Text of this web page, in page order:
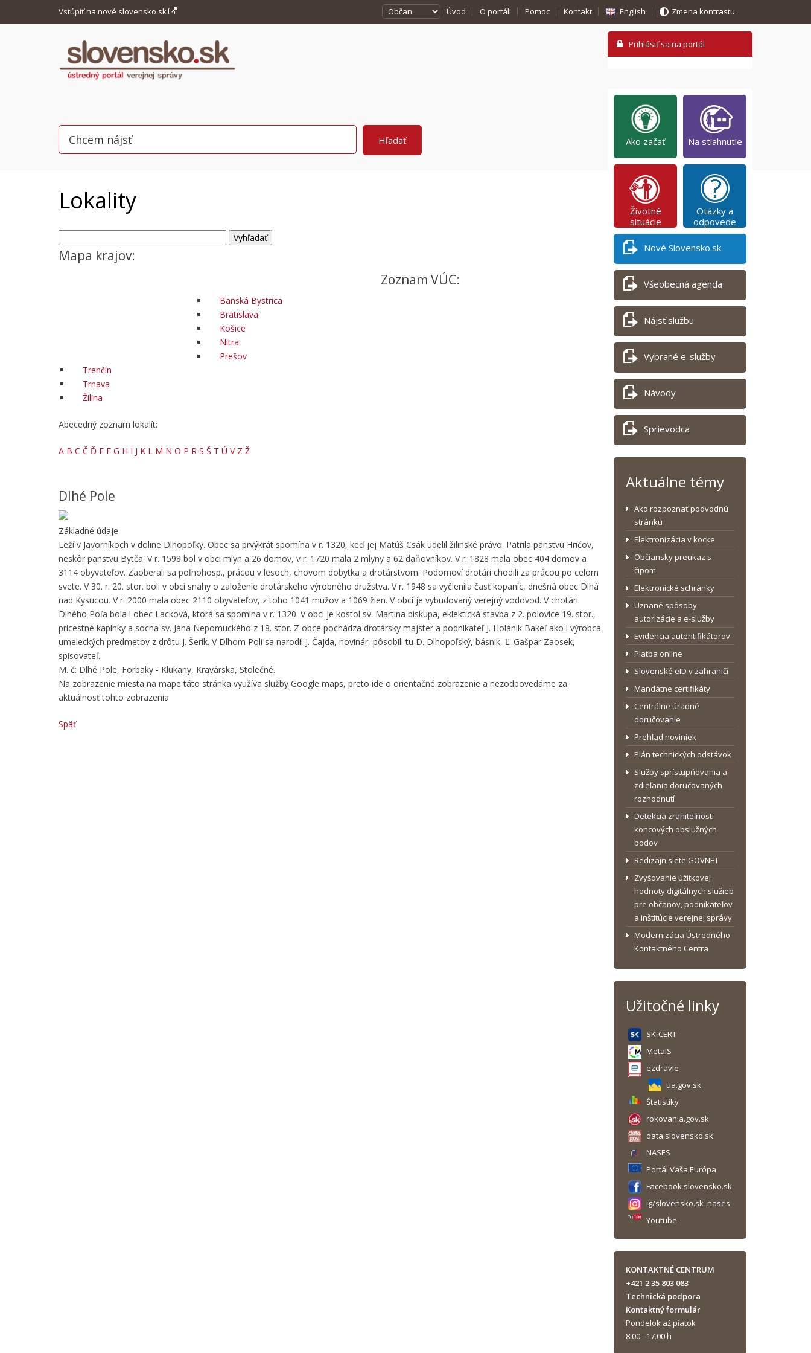
Vstúpiť na nové slovensko.sk Úvod O portáli Pomoc Kontakt English Zmena kontrastu
Lokality
Mapa krajov:
Zoznam VÚC:
Banská Bystrica
Bratislava
Košice
Nitra
Prešov
Trenčín
Trnava
Žilina
Abecedný zoznam lokalít:
A B C Č Ď E F G H I J K L M N O P R S Š T Ú V Z Ž
Dlhé Pole
Základné údaje
Leží v Javorníkoch v doline Dlhopoľky. Obec sa prvýkrát spomína v r. 1320, keď jej Matúš Csák udelil žilinské právo. Patrila panstvu Hričov,
neskôr panstvu Bytča. V r. 1598 bol v obci mlyn a 26 domov, v r. 1720 mala 2 mlyny a 62 daňovníkov. V r. 1828 mala obec 404 domov a
3114 obyvateľov. Zaoberali sa poľnohosp., prácou v lesoch, chovom dobytka a drotárstvom. Podomoví drotári chodili za prácou po celom
svete. V 30. r. 20. stor. boli v obci snahy o založenie drotárskeho výrobného družstva. V r. 1948 sa vyčlenila časť kopaníc, dnešná obec Dlhá
nad Kysucou. V r. 2000 mala obec 2110 obyvateľov, z toho 1041 mužov a 1069 žien. V obci je vybudovaný verejný vodovod. V chotári
Dlhého Poľa bola i obec Lacková, ktorá sa spomína v r. 1320. V obci je kostol sv. Martina biskupa, eklektická stavba z 2. polovice 19. stor.,
prícestné kaplnky a socha sv. Jána Nepomuckého z 18. stor. Z obce pochádza drotársky majster a podnikateľ J. Holánik Bakeľ ako i výrobca
umeleckých predmetov z drôtu J. Šerík. V Dlhom Poli sa narodil J. Čajda, novinár, pôsobili tu D. Dlhopoľský, básnik, Ľ. Gašpar Zaosek,
spisovateľ.
M. č: Dlhé Pole, Forbaky - Klukany, Kravárska, Stolečné.
Na zobrazenie miesta na mape táto stránka využíva služby Google maps, preto ide o orientačné zobrazenie a nezodpovedáme za
aktuálnosť tohto zobrazenia
Späť
Ako začať Na stiahnutie
Životné
situácie
Otázky a
odpovede
Nové Slovensko.sk
Všeobecná agenda
Nájsť službu
Vybrané e-služby
Návody
Sprievodca
Aktuálne témy
Ako rozpoznať podvodnú
stránku
Elektronizácia v kocke
Občiansky preukaz s
čipom
Elektronické schránky
Uznané spôsoby
autorizácie a e-služby
Evidencia autentifikátorov
Platba online
Slovenské eID v zahraničí
Mandátne certifikáty
Centrálne úradné
doručovanie
Prehľad noviniek
Plán technických odstávok
Služby sprístupňovania a
zdieľania doručovaných
rozhodnutí
Detekcia zraniteľnosti
koncových obslužných
bodov
Redizajn siete GOVNET
Zvyšovanie úžitkovej
hodnoty digitálnych služieb
pre občanov, podnikateľov
a inštitúcie verejnej správy
Modernizácia Ústredného
Kontaktného Centra
Užitočné linky
SK-CERT
MetaIS
ezdravie
ua.gov.sk
Štatistiky
rokovania.gov.sk
data.slovensko.sk
NASES
Portál Vaša Európa
Facebook slovensko.sk
ig/slovensko.sk_nases
Youtube
KONTAKTNÉ CENTRUM
+421 2 35 803 083
Technická podpora
Kontaktný formulár
Pondelok až piatok
8.00 - 17.00 h